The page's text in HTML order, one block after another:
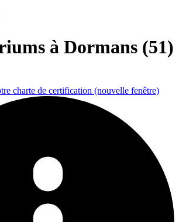
à Dormans (51)
charte de certification (nouvelle fenêtre)